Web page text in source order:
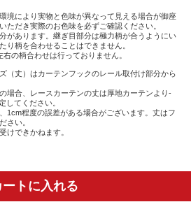
境により実物と色味が異なって見える場合が御座
ただき実際のお色味を必ずご確認ください。
があります。継ぎ目部分は極力柄が合うようにい
り柄を合わせることはできません。
の柄合わせは行っておりません。
（丈）はカーテンフックのレール取付け部分から
場合、レースカーテンの丈は厚地カーテンより-
してください。
1cm程度の誤差がある場合がございます。丈はフ
さい。
けできかねます。
ートに入れる